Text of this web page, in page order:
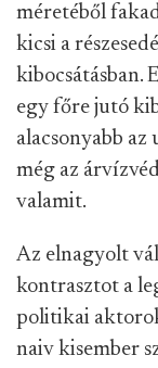
méretéből
kicsi a
kibocsátásban.
egy főre jutó
alacsonyabb
még az
valamit.
Az elnagyolt
kontrasztot a
politikai
naiv kisember